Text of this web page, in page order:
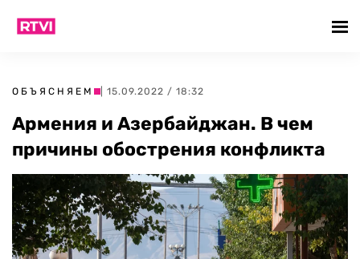
ОБЪЯСНЯЕМ | 15.09.2022 / 18:32
Армения и Азербайджан. В чем
причины обострения конфликта